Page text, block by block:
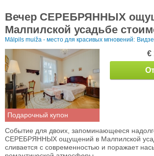
Вечер СЕРЕБРЯННЫХ
Малпилской усадьбе
Mālpils muiža - место для красивых мгновений:
Подарочный купон
€
Событие для двоих, запоминающееся
СЕРЕБРЯННЫХ ощущений в Малпилской
сливается с современностью и поражает